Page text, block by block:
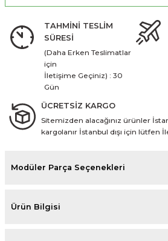
TAHMİNİ TESLİM
SÜRESİ
(Daha Erken Teslimatlar
için
İletişime Geçiniz) : 30
Gün
ÜCRETSİZ KARGO
Sitemizden alacağınız ürünler
kargolanır İstanbul dışı için lütfen
Modüler Parça Seçenekleri
Ürün Bilgisi